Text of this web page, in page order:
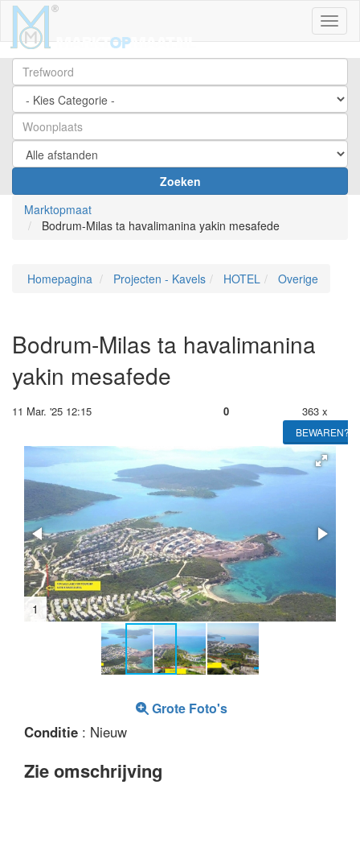
Zoeken
Marktopmaat
Bodrum-Milas ta havalimanina yakin mesafede
Homepagina Projecten - Kavels HOTEL Overige
Bodrum-Milas ta havalimanina
yakin mesafede
11 Mar. '25 12:15 0 363 x
BEWAREN?
2
Grote Foto's
Conditie : Nieuw
Zie omschrijving